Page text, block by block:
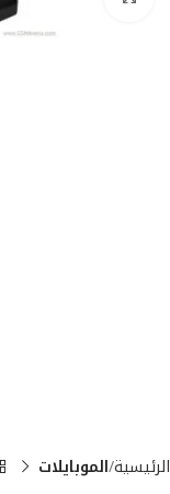
الرئيسية الموبايلات